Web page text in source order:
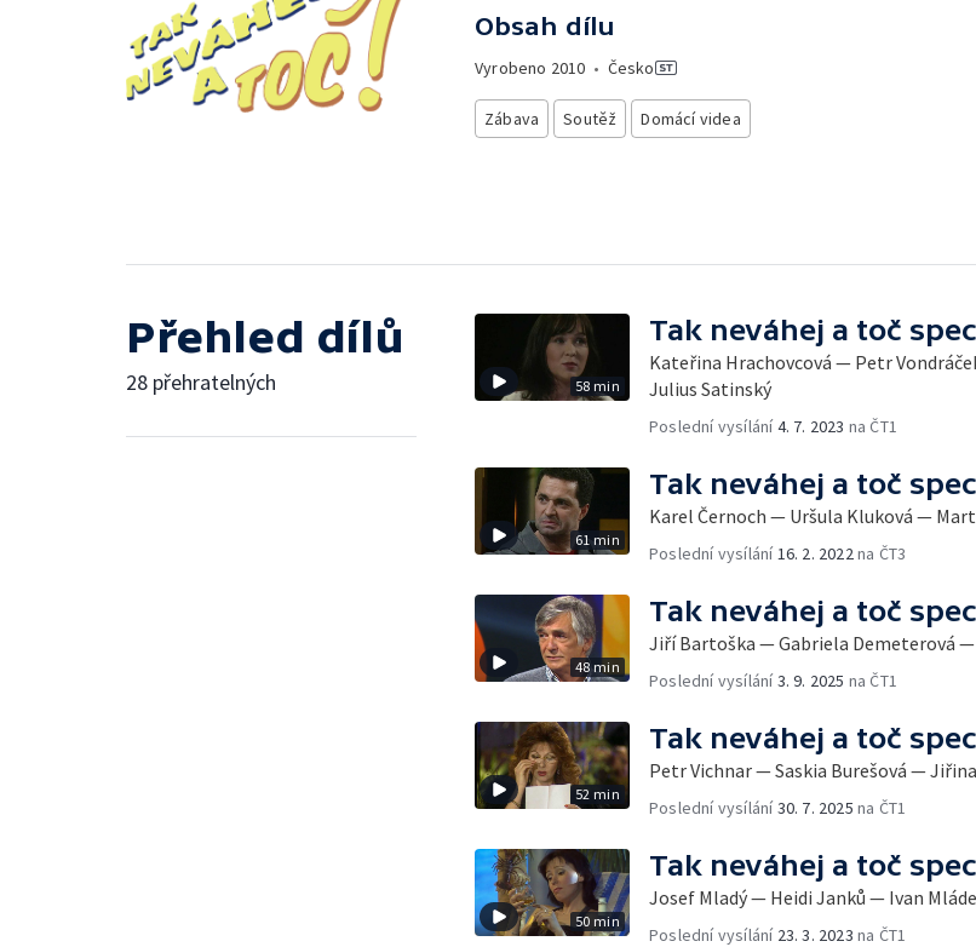
Obsah dílu
Vyrobeno 2010 • Česko
Zábava Soutěž Domácí videa
Přehled dílů
28 přehratelných 58 min
Tak neváhej a toč
Kateřina Hrachovcová — Petr
Julius Satinský
Poslední vysílání4. 7. 2023 na ČT1
61 min
Tak neváhej a toč
Karel Černoch — Uršula Kluková —
Poslední vysílání 16. 2. 2022 na ČT3
48 min
Tak neváhej a toč
Jiří Bartoška — Gabriela Demeterová —
Poslední vysílání3. 9. 2025 na ČT1
52 min
Tak neváhej a toč
Petr Vichnar — Saskia Burešová —
Poslední vysílání30. 7. 2025 na ČT1
50 min
Tak neváhej a toč
Josef Mladý — Heidi Janků — Ivan
Poslední vysílání 23. 3. 2023 na ČT1